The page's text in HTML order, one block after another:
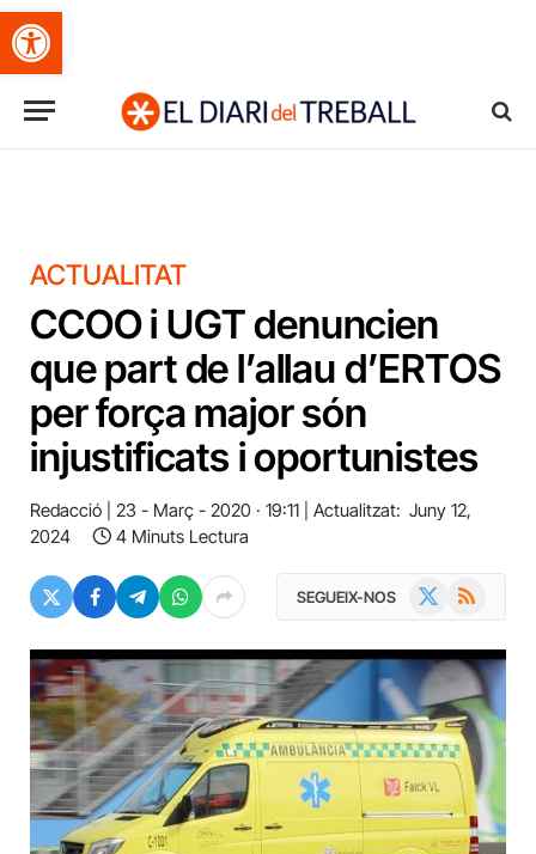
Obre la barra d'eines
ACTUALITAT
CCOO i UGT denuncien
que part de l’allau d’ERTOS
per força major són
injustificats i oportunistes
Redacció 23 - Març - 2020 · 19:11 Actualitzat: Juny 12,
2024
4 Minuts Lectura
SEGUEIX-NOS RSS